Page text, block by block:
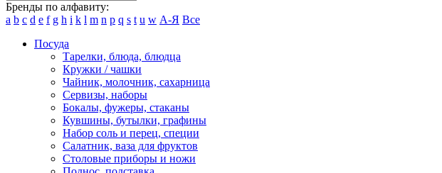
Бренды по алфавиту:
a b c d e f g h i k l m n p q s t u w А-Я Все
Посуда
Тарелки, блюда, блюдца
Кружки / чашки
Чайник, молочник, сахарница
Сервизы, наборы
Бокалы, фужеры, стаканы
Кувшины, бутылки, графины
Набор соль и перец, специи
Салатник, ваза для фруктов
Столовые приборы и ножи